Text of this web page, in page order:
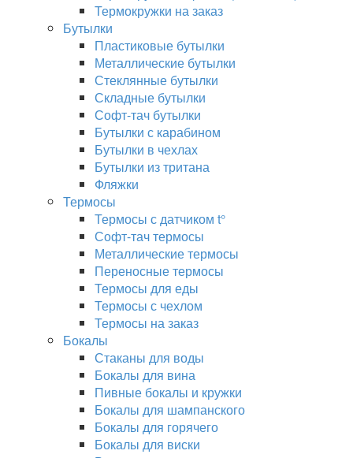
Термокружки на заказ
Бутылки
Пластиковые бутылки
Металлические бутылки
Стеклянные бутылки
Складные бутылки
Софт-тач бутылки
Бутылки с карабином
Бутылки в чехлах
Бутылки из тритана
Фляжки
Термосы
Термосы с датчиком t°
Софт-тач термосы
Металлические термосы
Переносные термосы
Термосы для еды
Термосы с чехлом
Термосы на заказ
Бокалы
Стаканы для воды
Бокалы для вина
Пивные бокалы и кружки
Бокалы для шампанского
Бокалы для горячего
Бокалы для виски